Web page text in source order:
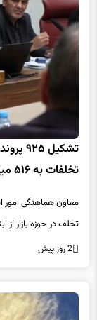
تخلفات به ۵۱۶ میلیارد ریال رسید
تخلف در حوزه بازار
2 روز پیش